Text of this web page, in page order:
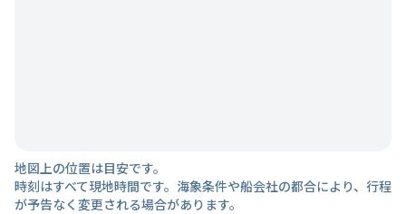
地図上の位置は目安です。
時刻はすべて現地時間です。海象条件や船会社の都合により、行程
が予告なく変更される場合があります。